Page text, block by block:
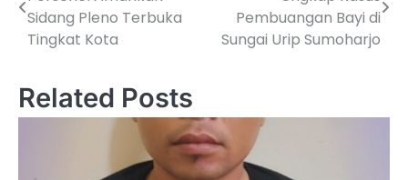
pos
Sidang Pleno Terbuka
Tingkat Kota
Pembuangan Bayi di
Sungai Urip Sumoharjo
Related Posts